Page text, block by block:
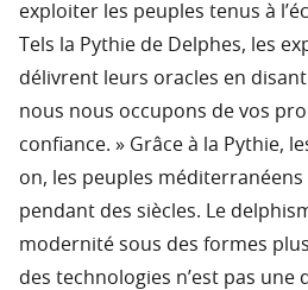
exploiter les peuples tenus à
Tels la Pythie de Delphes, les
délivrent leurs oracles en disant
nous nous occupons de vos
confiance. » Grâce à la Pythie,
on, les peuples
pendant des siècles. Le
modernité sous des formes
des technologies n’est pas une